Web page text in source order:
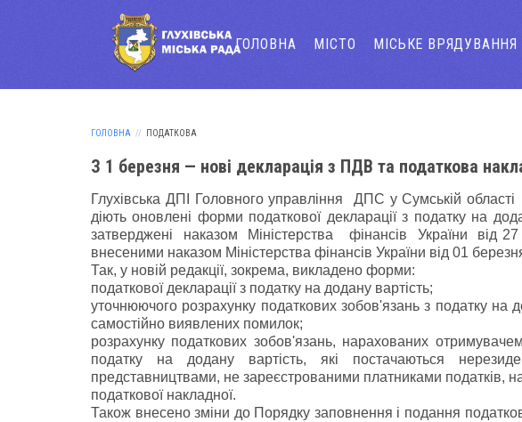
ГОЛОВНА МІСТО МІСЬКЕ ВРЯДУВАННЯ
ГОЛОВНА ПОДАТКОВА
З 1 березня — нові декларація з ПДВ та податкова
Глухівська ДПІ Головного управління ДПС у Сумській
діють оновлені форми податкової декларації з податку на
затверджені наказом Міністерства фінансів України від
внесеними наказом Міністерства фінансів України від 01
Так, у новій редакції, зокрема, викладено форми:
податкової декларації з податку на додану вартість;
уточнюючого розрахунку податкових зобов'язань з податку на
самостійно виявлених помилок;
розрахунку податкових зобов'язань, нарахованих
податку на додану вартість, які постачаються
представництвами, не зареєстрованими платниками податків, на
податкової накладної.
Також внесено зміни до Порядку заповнення і подання